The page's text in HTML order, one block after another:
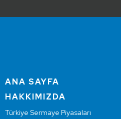
ANA SAYFA
HAKKIMIZDA
Türkiye Sermaye Piyasaları